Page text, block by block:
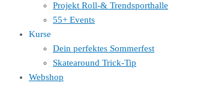
Projekt Roll-& Trendsporthalle
55+ Events
Kurse
Dein perfektes Sommerfest
Skatearound Trick-Tip
Webshop